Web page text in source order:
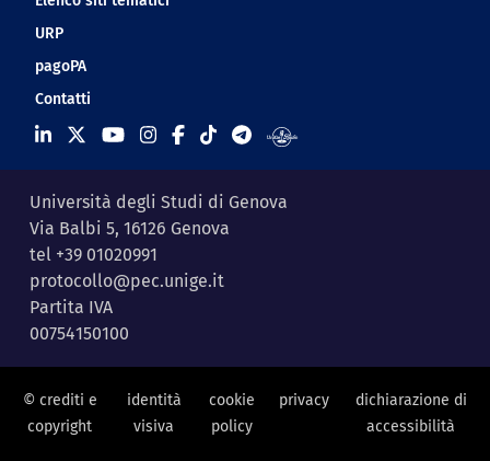
URP
pagoPA
Contatti
Università degli Studi di Genova
Via Balbi 5, 16126 Genova
tel +39 01020991
protocollo@pec.unige.it
Partita IVA
00754150100
© crediti e
copyright
identità
visiva
cookie
policy
privacy
dichiarazione di
accessibilità